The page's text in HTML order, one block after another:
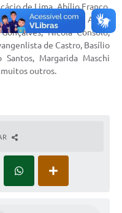
de Lima, Abílio Franco,
Vilar Horta, José Abdo,
Nicola Consolo,
de Castro, Basílio
Margarida Maschi
muitos outros.